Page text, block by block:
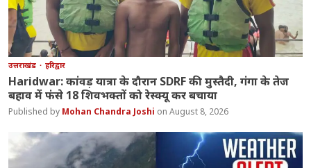
उत्तराखंड हरिद्वार
Haridwar: कांवड़ यात्रा के दौरान SDRF की मुस्तैदी, गंगा के तेज
बहाव में फंसे 18 शिवभक्तों को रेस्क्यू कर बचाया
Mohan Chandra Joshi August 8, 2026